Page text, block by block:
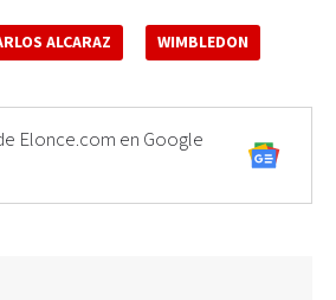
ALCARAZ WIMBLEDON
Elonce.com en Google